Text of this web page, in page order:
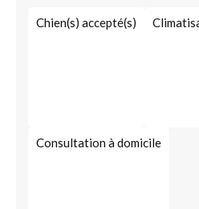
Chien(s) accepté(s)
Consultation à domicile